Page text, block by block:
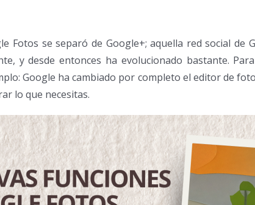
Fotos se separó de Google+; aquella red social de
y desde entonces ha evolucionado bastante.
Google ha cambiado por completo el editor de
lo que necesitas.